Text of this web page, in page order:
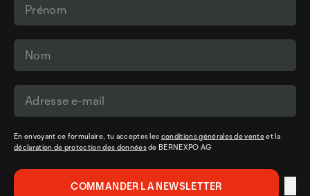
En envoyant ce formulaire, tu acceptes les conditions générales de venteet la
déclaration de protection des donnéesde BERNEXPO AG